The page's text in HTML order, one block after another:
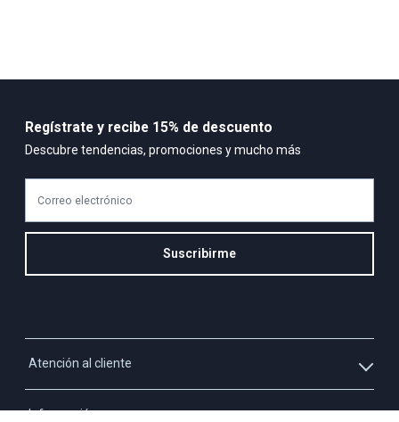
Atención al cliente
Whatsapp
Información
Regístrate y recibe 15% de descuento
Descubre tendencias, promociones y mucho más
Correo electrónico
Suscribirme